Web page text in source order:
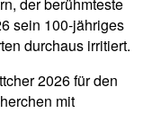
der berühmteste
sein 100-jähriges
durchaus irritiert.